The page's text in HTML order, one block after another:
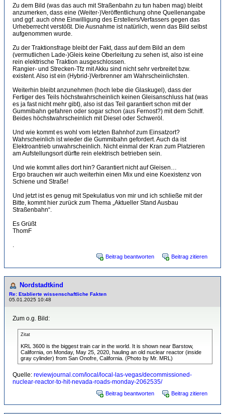
Zu dem Bild (was das auch mit Straßenbahn zu tun haben mag) bleibt
anzumerken, dass eine (Weiter-)Veröffentlichung ohne Quellenangabe
und ggf. auch ohne Einwilligung des Erstellers/Verfassers gegen das
Urheberrecht verstößt. Die Ausnahme ist natürlich, wenn das Bild selbst
aufgenommen wurde.
Zu der Traktionsfrage bleibt der Fakt, dass auf dem Bild an dem
(vermutlichen Lade-)Gleis keine Oberleitung zu sehen ist, also ist eine
rein elektrische Traktion ausgeschlossen.
Rangier- und Strecken-Tfz mit Akku sind nicht sehr verbreitet bzw.
existent. Also ist ein (Hybrid-)Verbrenner am Wahrscheinlichsten.
Weiterhin bleibt anzunehmen (hoch lebe die Glaskugel), dass der
Fertiger des Teils höchstwahrscheinlich keinen Gleisanschluss hat (was
es ja fast nicht mehr gibt), also ist das Teil garantiert schon mit der
Gummibahn gefahren oder sogar schon (aus Fernost?) mit dem Schiff.
Beides höchstwahrscheinlich mit Diesel oder Schweröl.
Und wie kommt es wohl vom letzten Bahnhof zum Einsatzort?
Wahrscheinlich ist wieder die Gummibahn gefordert. Auch da ist
Elektroantrieb unwahrscheinlich. Nicht einmal der Kran zum Platzieren
am Aufstellungsort dürfte rein elektrisch betrieben sein.
Und wie kommt alles dort hin? Garantiert nicht auf Gleisen…
Ergo brauchen wir auch weiterhin einen Mix und eine Koexistenz von
Schiene und Straße!
Und jetzt ist es genug mit Spekulatius von mir und ich schließe mit der
Bitte, kommt hier zurück zum Thema „Aktueller Stand Ausbau
Straßenbahn“.
Es Grüßt
ThomF
.
Beitrag beantworten Beitrag zitieren
Nordstadtkind
Re: Etablierte wissenschaftliche Fakten
05.01.2025 10:48
Zum o.g. Bild:
Zitat
KRL 3600 is the biggest train car in the world. It is shown near Barstow,
California, on Monday, May 25, 2020, hauling an old nuclear reactor (inside
gray cylinder) from San Onofre, California. (Photo by Mr. MRL)
Quelle: reviewjournal.com/local/local-las-vegas/decommissioned-
nuclear-reactor-to-hit-nevada-roads-monday-2062535/
Beitrag beantworten Beitrag zitieren